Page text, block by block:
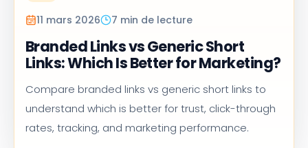
11 mars 2026 7 min de lecture
Branded Links vs Generic Short
Links: Which Is Better for Marketing?
Compare branded links vs generic short links to
understand which is better for trust, click-through
rates, tracking, and marketing performance.